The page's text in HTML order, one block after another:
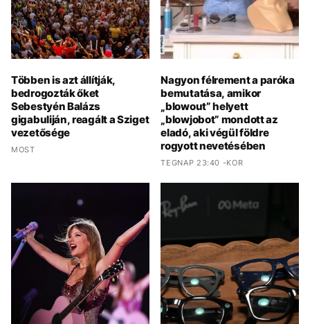
Többen is azt állítják,
bedrogozták őket
Sebestyén Balázs
gigabuliján, reagált a Sziget
vezetősége
MOST
Nagyon félrement a paróka
bemutatása, amikor
„blowout” helyett
„blowjobot” mondott az
eladó, aki végül földre
rogyott nevetésében
TEGNAP 23:40 -KOR